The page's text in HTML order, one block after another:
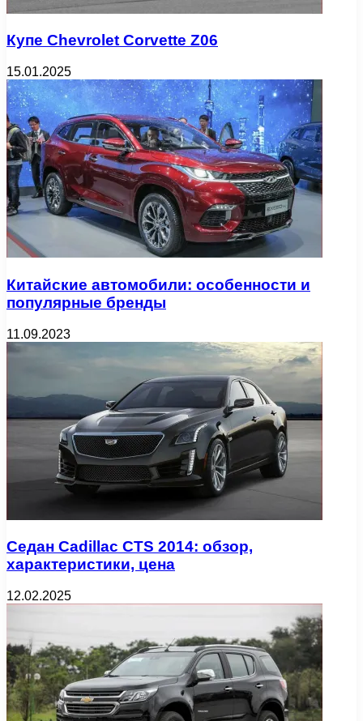
Купе Chevrolet Corvette Z06
15.01.2025
Китайские автомобили: особенности и
популярные бренды
11.09.2023
Седан Cadillac CTS 2014: обзор,
характеристики, цена
12.02.2025